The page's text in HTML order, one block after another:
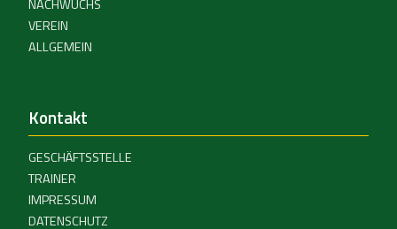
NACHWUCHS
VEREIN
ALLGEMEIN
Kontakt
GESCHÄFTSSTELLE
TRAINER
IMPRESSUM
DATENSCHUTZ